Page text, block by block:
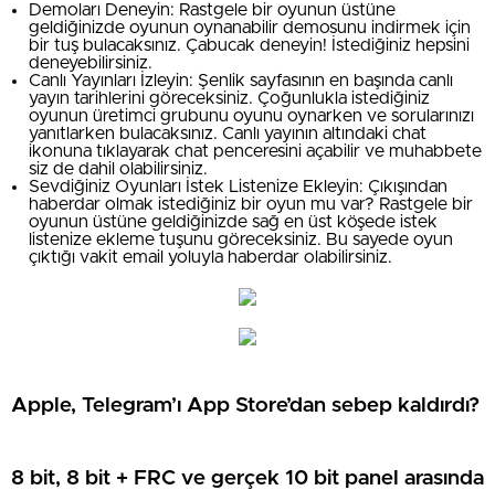
Demoları Deneyin: Rastgele bir oyunun üstüne
geldiğinizde oyunun oynanabilir demosunu indirmek için
bir tuş bulacaksınız. Çabucak deneyin! İstediğiniz hepsini
deneyebilirsiniz.
Canlı Yayınları İzleyin: Şenlik sayfasının en başında canlı
yayın tarihlerini göreceksiniz. Çoğunlukla istediğiniz
oyunun üretimci grubunu oyunu oynarken ve sorularınızı
yanıtlarken bulacaksınız. Canlı yayının altındaki chat
ikonuna tıklayarak chat penceresini açabilir ve muhabbete
siz de dahil olabilirsiniz.
Sevdiğiniz Oyunları İstek Listenize Ekleyin: Çıkışından
haberdar olmak istediğiniz bir oyun mu var? Rastgele bir
oyunun üstüne geldiğinizde sağ en üst köşede istek
listenize ekleme tuşunu göreceksiniz. Bu sayede oyun
çıktığı vakit email yoluyla haberdar olabilirsiniz.
Apple, Telegram’ı App Store’dan sebep kaldırdı?
8 bit, 8 bit + FRC ve gerçek 10 bit panel arasında